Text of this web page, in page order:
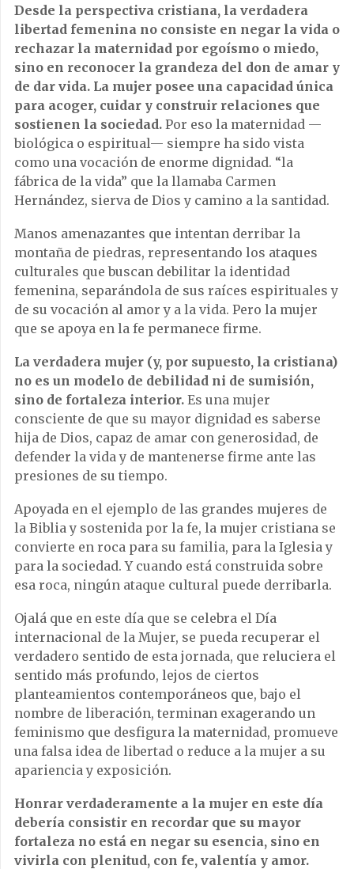
Desde la perspectiva cristiana, la verdadera
libertad femenina no consiste en negar la vida o
rechazar la maternidad por egoísmo o miedo,
sino en reconocer la grandeza del don de amar y
de dar vida. La mujer posee una capacidad única
para acoger, cuidar y construir relaciones que
sostienen la sociedad. Por eso la maternidad —
biológica o espiritual— siempre ha sido vista
como una vocación de enorme dignidad. “la
fábrica de la vida” que la llamaba Carmen
Hernández, sierva de Dios y camino a la santidad.
Manos amenazantes que intentan derribar la
montaña de piedras, representando los ataques
culturales que buscan debilitar la identidad
femenina, separándola de sus raíces espirituales y
de su vocación al amor y a la vida. Pero la mujer
que se apoya en la fe permanece firme.
La verdadera mujer (y, por supuesto, la cristiana)
no es un modelo de debilidad ni de sumisión,
sino de fortaleza interior. Es una mujer
consciente de que su mayor dignidad es saberse
hija de Dios, capaz de amar con generosidad, de
defender la vida y de mantenerse firme ante las
presiones de su tiempo.
Apoyada en el ejemplo de las grandes mujeres de
la Biblia y sostenida por la fe, la mujer cristiana se
convierte en roca para su familia, para la Iglesia y
para la sociedad. Y cuando está construida sobre
esa roca, ningún ataque cultural puede derribarla.
Ojalá que en este día que se celebra el Día
internacional de la Mujer, se pueda recuperar el
verdadero sentido de esta jornada, que reluciera el
sentido más profundo, lejos de ciertos
planteamientos contemporáneos que, bajo el
nombre de liberación, terminan exagerando un
feminismo que desfigura la maternidad, promueve
una falsa idea de libertad o reduce a la mujer a su
apariencia y exposición.
Honrar verdaderamente a la mujer en este día
debería consistir en recordar que su mayor
fortaleza no está en negar su esencia, sino en
vivirla con plenitud, con fe, valentía y amor.